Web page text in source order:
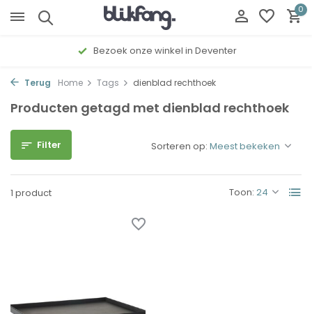
0
Bezoek onze winkel in Deventer
Terug Home Tags dienblad rechthoek
Producten getagd met dienblad rechthoek
Filter
1 product Toon:
Sorteren op: